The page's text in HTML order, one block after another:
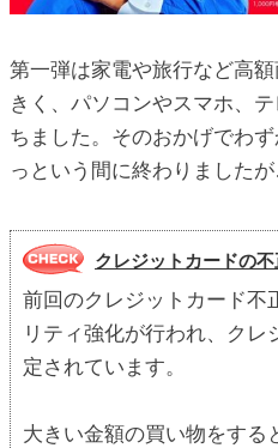
第一弾は家電や旅行など高
きく、パソコンやスマホ、
ちました。そのおかげでわ
っという間に終わりました
クレジットカードの
前回のクレジットカード不
リティ強化が行われ、ク
定されています。
大きい金額の買い物をする